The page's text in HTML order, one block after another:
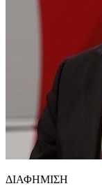
ΔΙΑΦΗΜΙΣΗ